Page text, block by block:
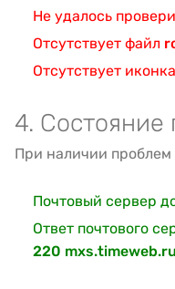
Не удалось
Отсутствует файл
Отсутствует
4. Состояние
При наличии проблем
Почтовый сервер
Ответ почтового
220